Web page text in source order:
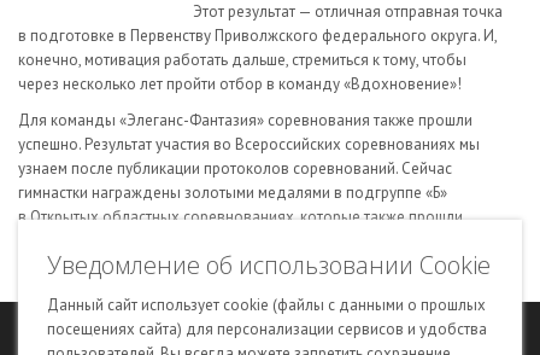
Уведомление об использовании Cookie
Данный сайт использует cookie (файлы с данными о прошлых
посещениях сайта) для персонализации сервисов и удобства
Этот результат — отличная отправная точка
в подготовке в Первенству Приволжского федерального округа. И,
конечно, мотивация работать дальше, стремиться к тому, чтобы
через несколько лет пройти отбор в команду «Вдохновение»!
Для команды «Элеганс-Фантазия» соревнования также прошли
успешно. Результат участия во Всероссийских соревнованиях мы
узнаем после публикации протоколов соревнований. Сейчас
гимнастки награждены золотыми медалями в подгруппе «Б»
в Открытых областных соревнованиях, которые также прошли
Желаем гимнасткам и тренерам дальнейших успехов!
© 2018–2025 Общественная организация «Нижегородская областная